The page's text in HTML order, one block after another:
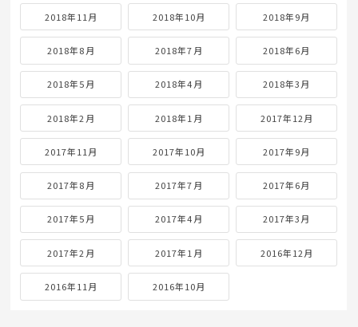
2018年11月 2018年10月 2018年9月
2018年8月 2018年7月 2018年6月
2018年5月 2018年4月 2018年3月
2018年2月 2018年1月 2017年12月
2017年11月 2017年10月 2017年9月
2017年8月 2017年7月 2017年6月
2017年5月 2017年4月 2017年3月
2017年2月 2017年1月 2016年12月
2016年11月 2016年10月